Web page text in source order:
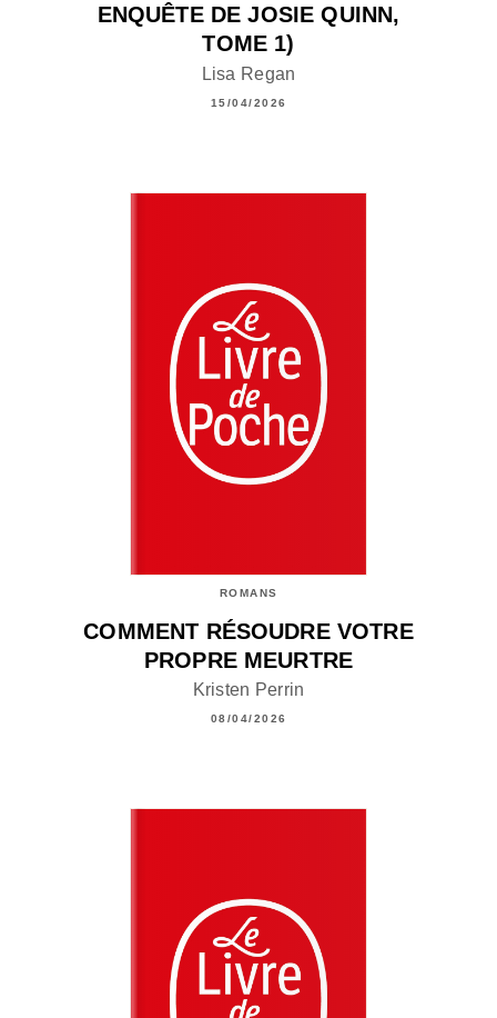
ENQUÊTE DE JOSIE QUINN,
TOME 1)
Lisa Regan
15/04/2026
ROMANS
COMMENT RÉSOUDRE VOTRE
PROPRE MEURTRE
Kristen Perrin
08/04/2026